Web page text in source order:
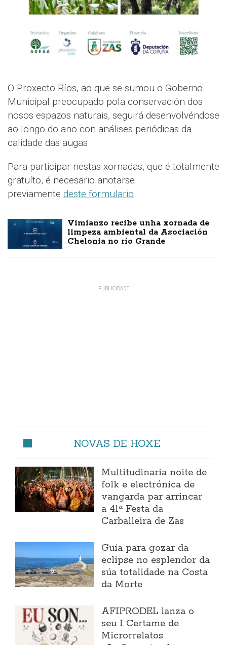
O Proxecto Ríos, ao que se sumou o Goberno
Municipal preocupado pola conservación dos
nosos espazos naturais, seguirá desenvolvéndose
ao longo do ano con análises periódicas da
calidade das augas.
Para participar nestas xornadas, que é totalmente
gratuíto, é necesario anotarse
previamente deste formulario.
Vimianzo recibe unha xornada de
limpeza ambiental da Asociación
Chelonia no río Grande
NOVAS DE HOXE
Multitudinaria noite de
folk e electrónica de
vangarda par arrincar
a 41ª Festa da
Carballeira de Zas
Guía para gozar da
eclipse no esplendor da
súa totalidade na Costa
da Morte
AFIPRODEL lanza o
seu I Certame de
Microrrelatos